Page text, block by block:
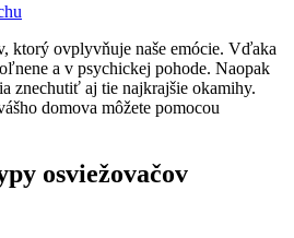
ktorý ovplyvňuje naše emócie. Vďaka
a v psychickej pohode. Naopak
znechutiť aj tie najkrajšie okamihy.
domova môžete pomocou
osviežovačov